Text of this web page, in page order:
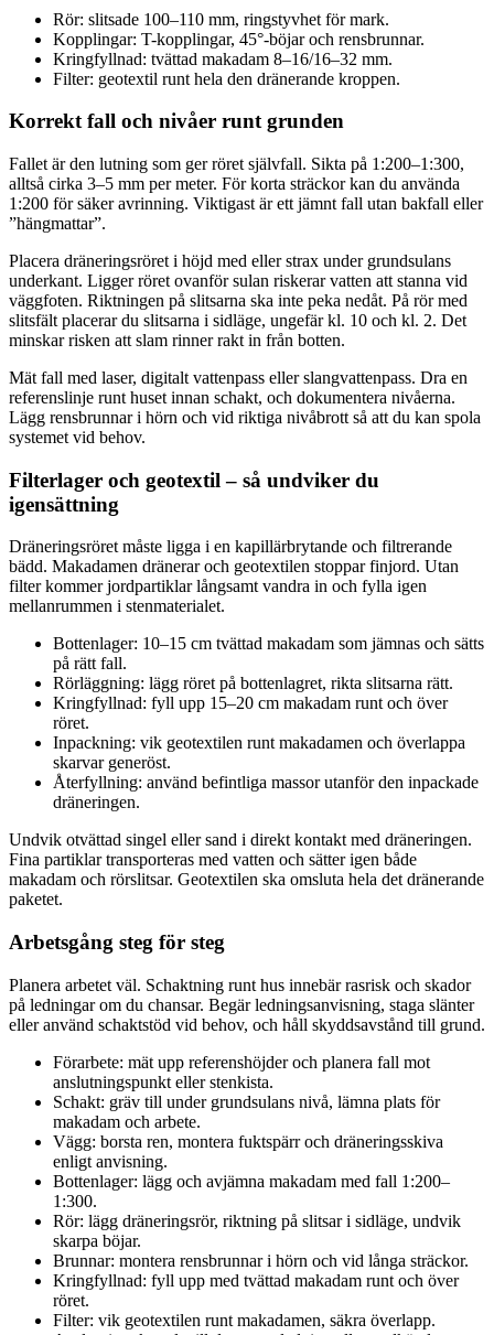
Rör: slitsade 100–110 mm, ringstyvhet för mark.
Kopplingar: T-kopplingar, 45°-böjar och rensbrunnar.
Kringfyllnad: tvättad makadam 8–16/16–32 mm.
Filter: geotextil runt hela den dränerande kroppen.
Korrekt fall och nivåer runt grunden
Fallet är den lutning som ger röret självfall. Sikta på 1:200–1:300,
alltså cirka 3–5 mm per meter. För korta sträckor kan du använda
1:200 för säker avrinning. Viktigast är ett jämnt fall utan bakfall eller
”hängmattar”.
Placera dräneringsröret i höjd med eller strax under grundsulans
underkant. Ligger röret ovanför sulan riskerar vatten att stanna vid
väggfoten. Riktningen på slitsarna ska inte peka nedåt. På rör med
slitsfält placerar du slitsarna i sidläge, ungefär kl. 10 och kl. 2. Det
minskar risken att slam rinner rakt in från botten.
Mät fall med laser, digitalt vattenpass eller slangvattenpass. Dra en
referenslinje runt huset innan schakt, och dokumentera nivåerna.
Lägg rensbrunnar i hörn och vid riktiga nivåbrott så att du kan spola
systemet vid behov.
Filterlager och geotextil – så undviker du
igensättning
Dräneringsröret måste ligga i en kapillärbrytande och filtrerande
bädd. Makadamen dränerar och geotextilen stoppar finjord. Utan
filter kommer jordpartiklar långsamt vandra in och fylla igen
mellanrummen i stenmaterialet.
Bottenlager: 10–15 cm tvättad makadam som jämnas och sätts
på rätt fall.
Rörläggning: lägg röret på bottenlagret, rikta slitsarna rätt.
Kringfyllnad: fyll upp 15–20 cm makadam runt och över
röret.
Inpackning: vik geotextilen runt makadamen och överlappa
skarvar generöst.
Återfyllning: använd befintliga massor utanför den inpackade
dräneringen.
Undvik otvättad singel eller sand i direkt kontakt med dräneringen.
Fina partiklar transporteras med vatten och sätter igen både
makadam och rörslitsar. Geotextilen ska omsluta hela det dränerande
paketet.
Arbetsgång steg för steg
Planera arbetet väl. Schaktning runt hus innebär rasrisk och skador
på ledningar om du chansar. Begär ledningsanvisning, staga slänter
eller använd schaktstöd vid behov, och håll skyddsavstånd till grund.
Förarbete: mät upp referenshöjder och planera fall mot
anslutningspunkt eller stenkista.
Schakt: gräv till under grundsulans nivå, lämna plats för
makadam och arbete.
Vägg: borsta ren, montera fuktspärr och dräneringsskiva
enligt anvisning.
Bottenlager: lägg och avjämna makadam med fall 1:200–
1:300.
Rör: lägg dräneringsrör, riktning på slitsar i sidläge, undvik
skarpa böjar.
Brunnar: montera rensbrunnar i hörn och vid långa sträckor.
Kringfyllnad: fyll upp med tvättad makadam runt och över
röret.
Filter: vik geotextilen runt makadamen, säkra överlapp.